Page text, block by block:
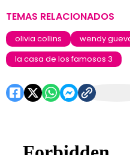
TEMAS RELACIONADOS
olivia collins
wendy
la casa de los famosos 3